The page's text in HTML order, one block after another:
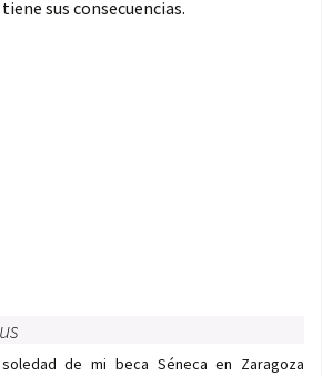
sus consecuencias.
de mi beca Séneca en Zaragoza